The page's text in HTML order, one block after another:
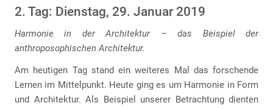
2. Tag: Dienstag, 29. Januar 2019
Harmonie in der Architektur – das Beispiel der
anthroposophischen Architektur.
Am heutigen Tag stand ein weiteres Mal das forschende
Lernen im Mittelpunkt. Heute ging es um Harmonie in Form
und Architektur. Als Beispiel unserer Betrachtung dienten